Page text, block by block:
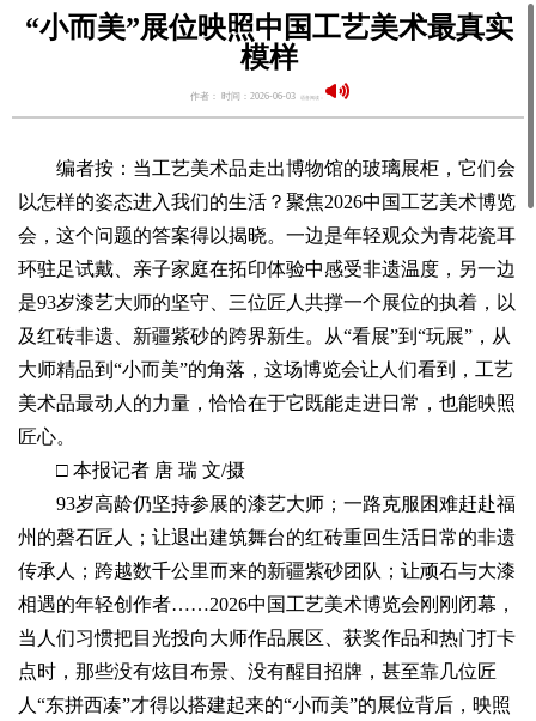
“小而美”展位映照中国工艺美术最真实
模样
作者： 时间：2026-06-03 语音阅读：
编者按：当工艺美术品走出博物馆的玻璃展柜，它们会
以怎样的姿态进入我们的生活？聚焦2026中国工艺美术博览
会，这个问题的答案得以揭晓。一边是年轻观众为青花瓷耳
环驻足试戴、亲子家庭在拓印体验中感受非遗温度，另一边
是93岁漆艺大师的坚守、三位匠人共撑一个展位的执着，以
及红砖非遗、新疆紫砂的跨界新生。从“看展”到“玩展”，从
大师精品到“小而美”的角落，这场博览会让人们看到，工艺
美术品最动人的力量，恰恰在于它既能走进日常，也能映照
匠心。
□ 本报记者 唐 瑞 文/摄
93岁高龄仍坚持参展的漆艺大师；一路克服困难赶赴福
州的磬石匠人；让退出建筑舞台的红砖重回生活日常的非遗
传承人；跨越数千公里而来的新疆紫砂团队；让顽石与大漆
相遇的年轻创作者……2026中国工艺美术博览会刚刚闭幕，
当人们习惯把目光投向大师作品展区、获奖作品和热门打卡
点时，那些没有炫目布景、没有醒目招牌，甚至靠几位匠
人“东拼西凑”才得以搭建起来的“小而美”的展位背后，映照